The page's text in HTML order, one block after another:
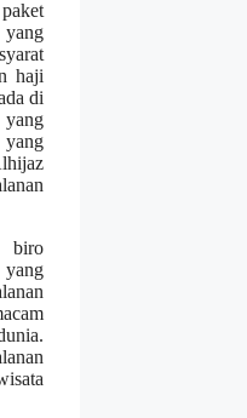
haji
di
biro